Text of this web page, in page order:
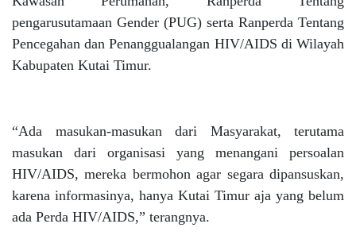
pengarusutamaan Gender (PUG) serta Ranperda Tentang
Pencegahan dan Penanggualangan HIV/AIDS di Wilayah
Kabupaten Kutai Timur.
“Ada masukan-masukan dari Masyarakat, terutama
masukan dari organisasi yang menangani persoalan
HIV/AIDS, mereka bermohon agar segara dipansuskan,
karena informasinya, hanya Kutai Timur aja yang belum
ada Perda HIV/AIDS,” terangnya.